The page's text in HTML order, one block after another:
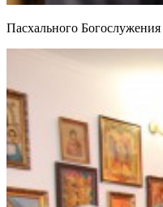
Пасхального